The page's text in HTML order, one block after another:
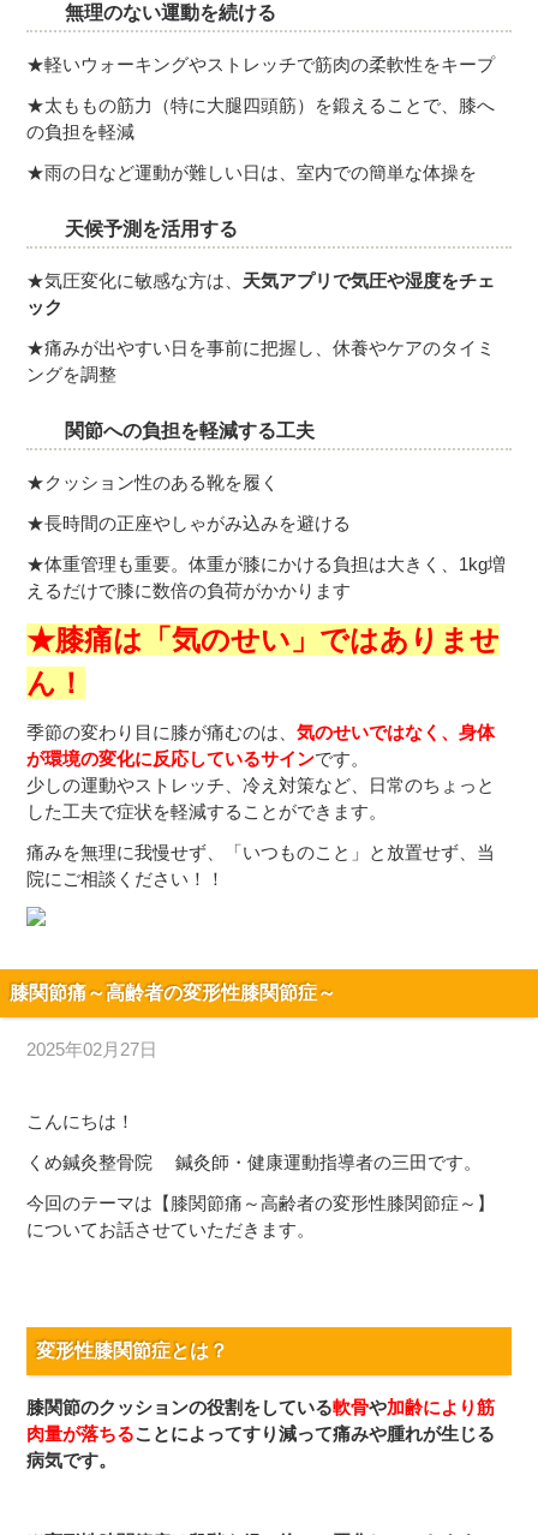
無理のない運動を続ける
★軽いウォーキングやストレッチで筋肉の柔軟性をキープ
★太ももの筋力（特に大腿四頭筋）を鍛えることで、膝へ
の負担を軽減
★雨の日など運動が難しい日は、室内での簡単な体操を
天候予測を活用する
★気圧変化に敏感な方は、 天気アプリで気圧や湿度をチェ
ック
★痛みが出やすい日を事前に把握し、休養やケアのタイミ
ングを調整
関節への負担を軽減する工夫
★クッション性のある靴を履く
★長時間の正座やしゃがみ込みを避ける
★体重管理も重要。体重が膝にかける負担は大きく、1kg増
えるだけで膝に数倍の負荷がかかります
★膝痛は「気のせい」ではありませ
ん！
季節の変わり目に膝が痛むのは、気のせいではなく、身体
が環境の変化に反応しているサインです。
少しの運動やストレッチ、冷え対策など、日常のちょっと
した工夫で症状を軽減することができます。
痛みを無理に我慢せず、「いつものこと」と放置せず、当
院にご相談ください！！
膝関節痛～高齢者の変形性膝関節症～
2025年02月27日
こんにちは！
くめ鍼灸整骨院 鍼灸師・健康運動指導者の三田です。
今回のテーマは【膝関節痛～高齢者の変形性膝関節症～】
についてお話させていただきます。
変形性膝関節症とは？
膝関節のクッションの役割をしている軟骨や加齢により筋
肉量が落ちることによってすり減って痛みや腫れが生じる
病気です。